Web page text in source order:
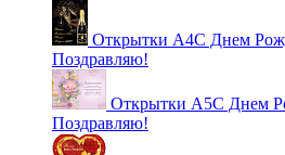
Открытки А4С Днем
Поздравляю!
Открытки А5С Днем
Поздравляю!